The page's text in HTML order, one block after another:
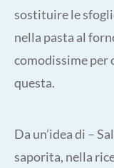
sostituire le
nella pasta al
comodissime per
questa.
Da un’idea di –
saporita, nella